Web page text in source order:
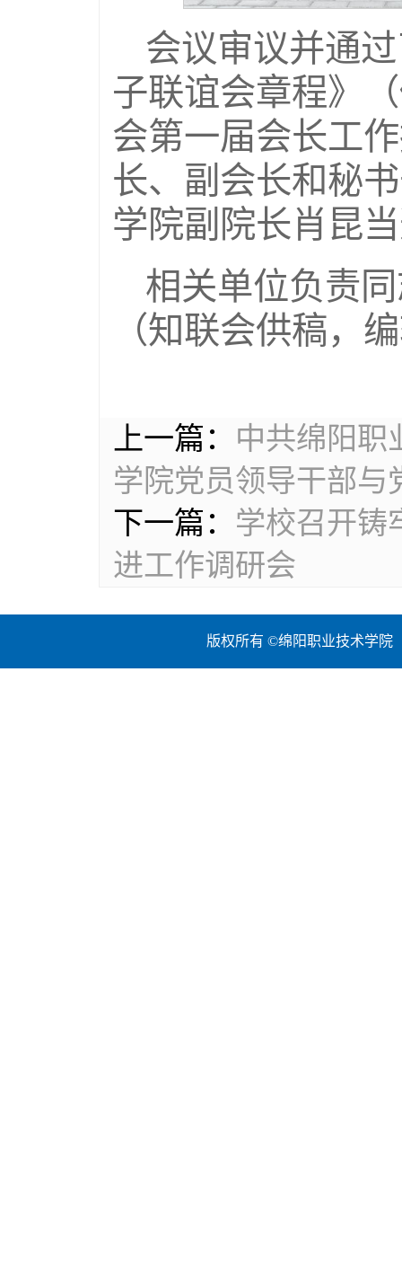
会议审议并通
子联谊会章程》
会第一届会长工
长、副会长和秘
学院副院长肖昆
相关单位负责
（知联会供稿，
上一篇： 中共绵阳职
学院党员领导干部与
下一篇： 学校召开铸
进工作调研会
版权所有 ©绵阳职业技术学院